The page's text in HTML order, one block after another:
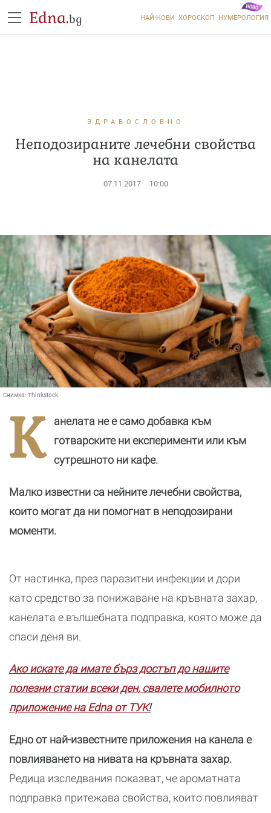
Edna.bg НАЙ-НОВИ ХОРОСКОП НУМЕРОЛОГИЯ
ЗДРАВОСЛОВНО
Неподозираните лечебни свойства
на канелата
07.11.2017 10:00
Снимка: Thinkstock
К
анелата не е само добавка към
готварските ни експерименти или към
сутрешното ни кафе.
Малко известни са нейните лечебни свойства,
които могат да ни помогнат в неподозирани
моменти.
От настинка, през паразитни инфекции и дори
като средство за понижаване на кръвната захар,
канелата е вълшебната подправка, която може да
спаси деня ви.
Ако искате да имате бърз достъп до нашите
полезни статии всеки ден, свалете мобилното
приложение на Edna от ТУК!
Едно от най-известните приложения на канела е
повлияването на нивата на кръвната захар.
Редица изследвания показват, че ароматната
подправка притежава свойства, които повлияват